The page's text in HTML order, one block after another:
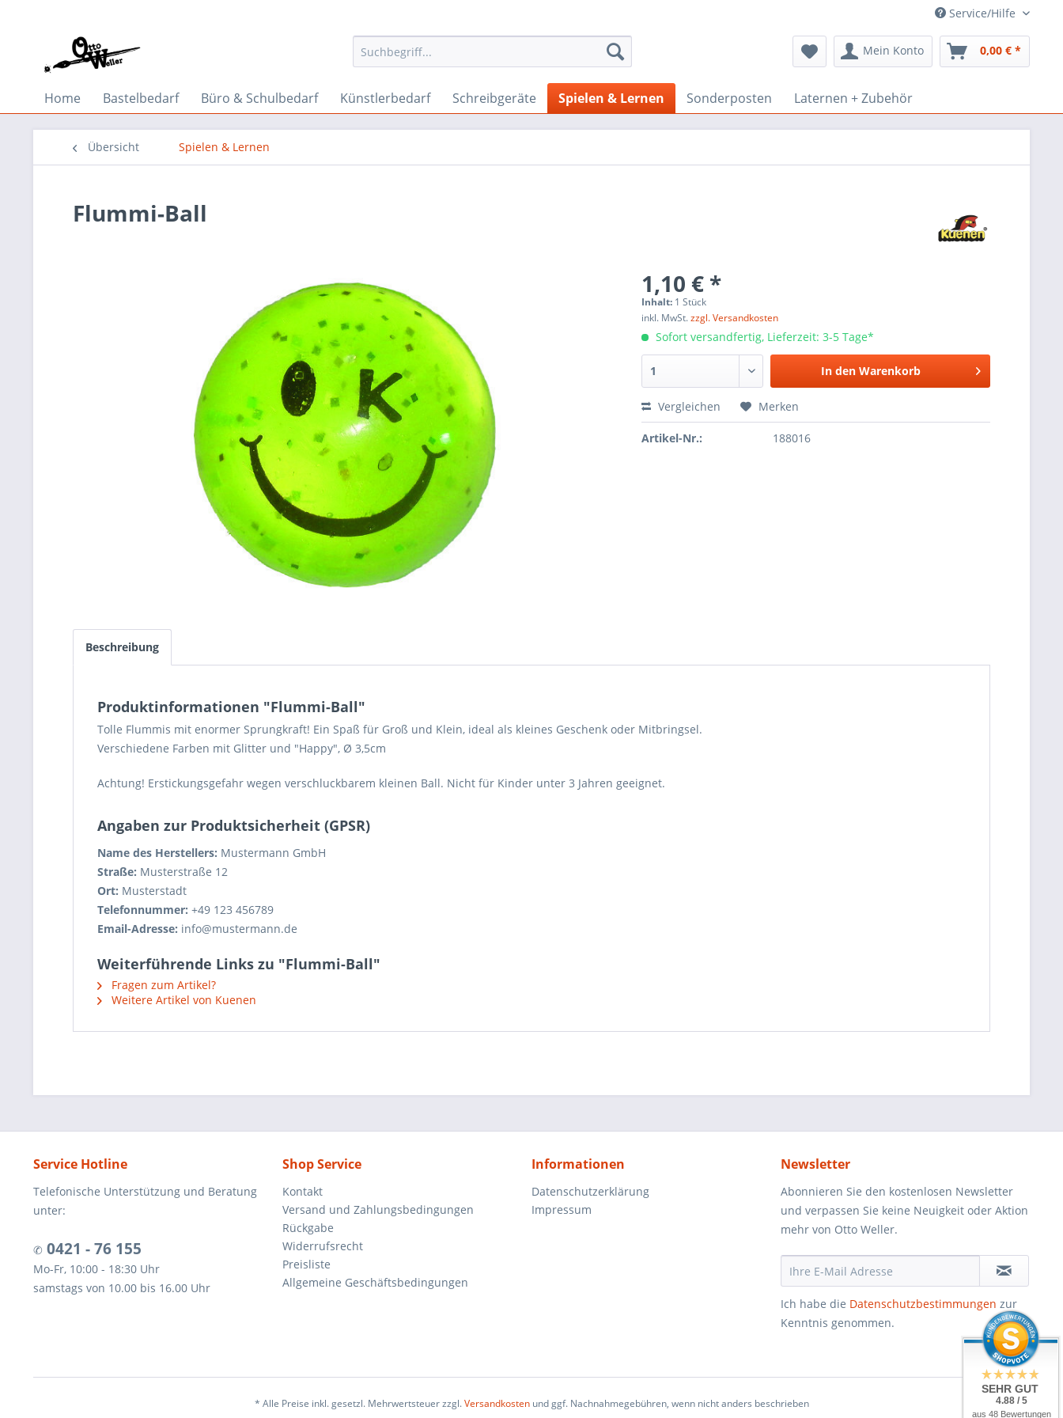
Service/Hilfe
Mein Konto 0,00 € *
Home Bastelbedarf Büro & Schulbedarf Künstlerbedarf Schreibgeräte Spielen & Lernen Sonderposten Laternen + Zubehör
Übersicht Spielen & Lernen
Flummi-Ball
1,10 € *
Inhalt: 1 Stück
inkl. MwSt.zzgl. Versandkosten
Sofort versandfertig, Lieferzeit: 3-5 Tage*
In den Warenkorb
Vergleichen Merken
Artikel-Nr.: 188016
Beschreibung
Produktinformationen "Flummi-Ball"
Tolle Flummis mit enormer Sprungkraft! Ein Spaß für Groß und Klein, ideal als kleines Geschenk oder Mitbringsel.
Verschiedene Farben mit Glitter und "Happy", Ø 3,5cm
Achtung! Erstickungsgefahr wegen verschluckbarem kleinen Ball. Nicht für Kinder unter 3 Jahren geeignet.
Angaben zur Produktsicherheit (GPSR)
Name des Herstellers: Mustermann GmbH
Straße: Musterstraße 12
Ort: Musterstadt
Telefonnummer: +49 123 456789
Email-Adresse: info@mustermann.de
Weiterführende Links zu "Flummi-Ball"
Fragen zum Artikel?
Weitere Artikel von Kuenen
Service Hotline
Telefonische Unterstützung und Beratung
unter:
✆ 0421 - 76 155
Mo-Fr, 10:00 - 18:30 Uhr
samstags von 10.00 bis 16.00 Uhr
Shop Service
Kontakt
Versand und Zahlungsbedingungen
Rückgabe
Widerrufsrecht
Preisliste
Allgemeine Geschäftsbedingungen
Informationen
Datenschutzerklärung
Impressum
Newsletter
Abonnieren Sie den kostenlosen Newsletter
und verpassen Sie keine Neuigkeit oder Aktion
mehr von Otto Weller.
Ich habe die Datenschutzbestimmungen zur
Kenntnis genommen.
* Alle Preise inkl. gesetzl. Mehrwertsteuer zzgl.Versandkostenund ggf. Nachnahmegebühren, wenn nicht anders beschrieben
SEHR GUT
4.88 / 5
aus 48 Bewertungen